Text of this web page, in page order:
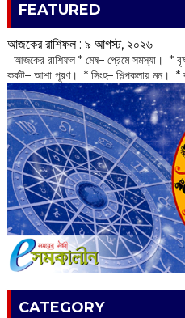
FEATURED
আজকের রাশিফল :‌ ‌‌৯ আগস্ট, ২০২৬
আজকের রাশিফল * মেষ– প্রেমে সমস্যা। *
কর্কট– আশা পূরণ। * সিংহ– শিল্পকলায় মন। *
CATEGORY